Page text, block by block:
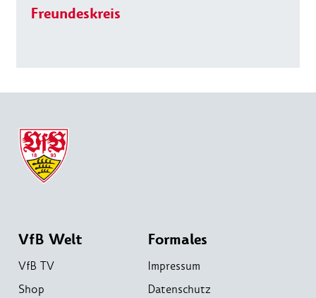
Freundeskreis
VfB Welt
VfB TV
Shop
Formales
Impressum
Datenschutz